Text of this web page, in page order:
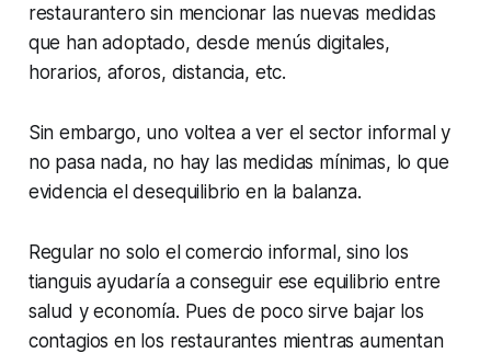
restaurantero sin mencionar las nuevas medidas
que han adoptado, desde menús digitales,
horarios, aforos, distancia, etc.
Sin embargo, uno voltea a ver el sector informal y
no pasa nada, no hay las medidas mínimas, lo que
evidencia el desequilibrio en la balanza.
Regular no solo el comercio informal, sino los
tianguis ayudaría a conseguir ese equilibrio entre
salud y economía. Pues de poco sirve bajar los
contagios en los restaurantes mientras aumentan